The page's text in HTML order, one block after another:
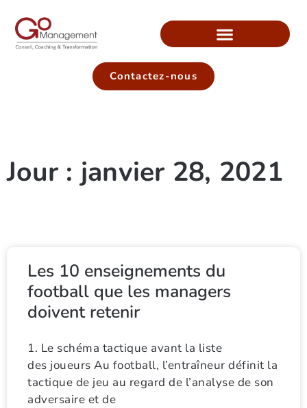
Contactez-nous
Jour : janvier 28, 2021
Les 10 enseignements du
football que les managers
doivent retenir
1. Le schéma tactique avant la liste
des joueurs Au football, l’entraîneur définit la
tactique de jeu au regard de l’analyse de son
adversaire et de